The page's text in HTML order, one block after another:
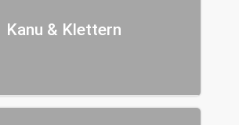
Kanu & Klettern